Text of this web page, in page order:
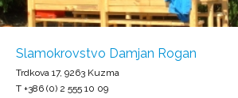
Slamokrovstvo Damjan Rogan
Trdkova 17, 9263 Kuzma
T +386 (0) 2 555 10 09